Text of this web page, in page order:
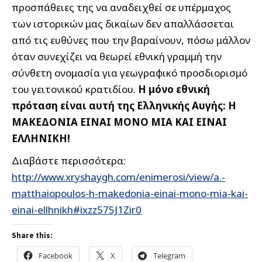
προσπάθειες της να αναδειχθεί σε υπέρμαχος
των ιστορικών μας δικαίων δεν απαλλάσσεται
από τις ευθύνες που την βαραίνουν, πόσω μάλλον
όταν συνεχίζει να θεωρεί εθνική γραμμή την
σύνθετη ονομασία για γεωγραφικό προσδιορισμό
του γειτονικού κρατιδίου. Η μόνο εθνική
πρόταση είναι αυτή της Ελληνικής Αυγής: Η
ΜΑΚΕΔΟΝΙΑ ΕΙΝΑΙ ΜΟΝΟ ΜΙΑ ΚΑΙ ΕΙΝΑΙ
ΕΛΛΗΝΙΚΗ!
Διαβάστε περισσότερα:
http://www.xryshaygh.com/enimerosi/view/a.-
matthaiopoulos-h-makedonia-einai-mono-mia-kai-
einai-ellhnikh#ixzz575J1Zir0
Share this:
Facebook X Telegram